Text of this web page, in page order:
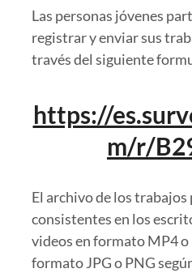
Las personas jóvenes
registrar y enviar sus
través del siguiente
https://
m/r/
El archivo de los
consistentes en los
videos en formato MP4
formato JPG o PNG